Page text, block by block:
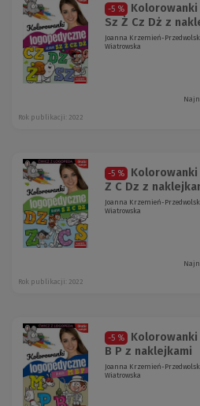
-5 %
Sz Ż Cz Dż z
Joanna Krzemień-
Wiatrowska
Rok publikacji: 2022
-5 %
Kolorowanki
Z C Dz z
Joanna Krzemień-
Wiatrowska
Rok publikacji: 2022
-5 %
B P z naklejkami
Joanna Krzemień-
Wiatrowska